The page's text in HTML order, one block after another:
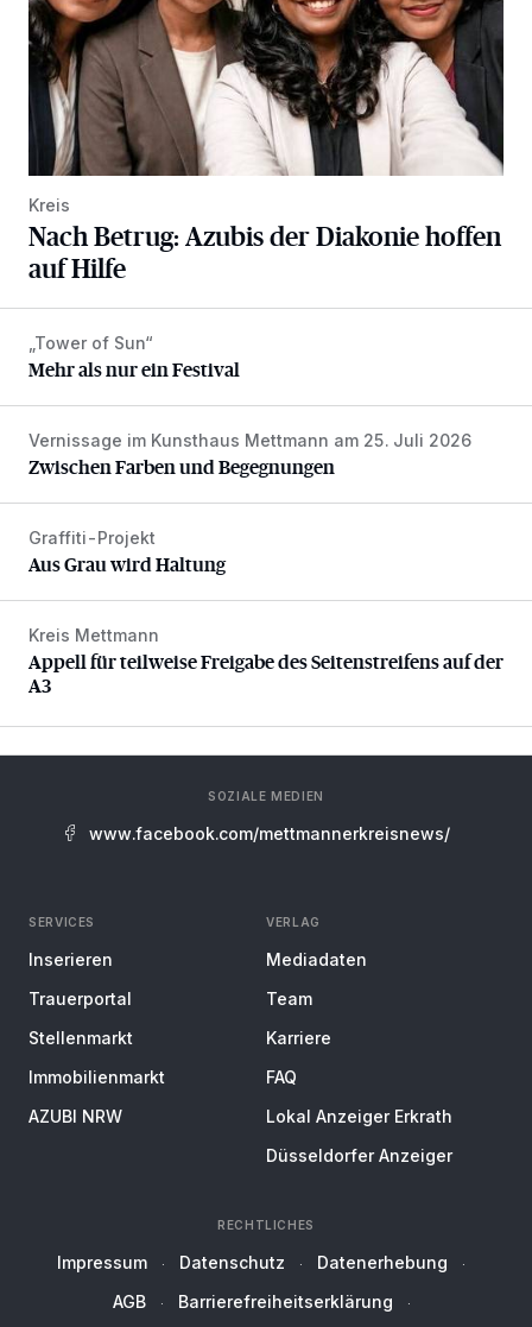
Kreis
Nach Betrug: Azubis der Diakonie hoffen
auf Hilfe
Mehr als nur ein Festival
„Tower of Sun“
Mehr als nur ein Festival
Zwischen Farben und Begegnungen
Vernissage im Kunsthaus Mettmann am 25. Juli 2026
Zwischen Farben und Begegnungen
Aus Grau wird Haltung
Graffiti-Projekt
Aus Grau wird Haltung
Appell für teilweise Freigabe des Seitenstreifens auf der A3
Kreis Mettmann
Appell für teilweise Freigabe des Seitenstreifens auf der
A3
SOZIALE MEDIEN
www.facebook.com/mettmannerkreisnews/
SERVICES
Inserieren
Trauerportal
Stellenmarkt
Immobilienmarkt
AZUBI NRW
VERLAG
Mediadaten
Team
Karriere
FAQ
Lokal Anzeiger Erkrath
Düsseldorfer Anzeiger
RECHTLICHES
Impressum Datenschutz
Datenerhebung
AGB
Barrierefreiheitserklärung